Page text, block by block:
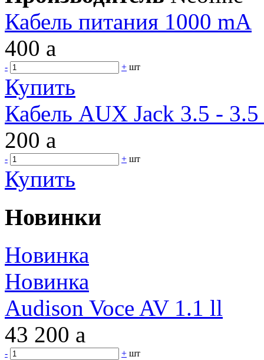
Кабель питания 1000 mA
400 a
- + шт
Купить
Кабель AUX Jack 3.5 -
200 a
- + шт
Купить
Новинки
Новинка
Новинка
Audison Voce AV 1.1 ll
43 200 a
- + шт